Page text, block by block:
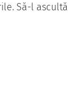
Să-l